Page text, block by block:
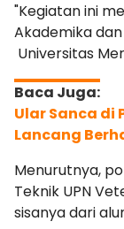
"Kegiatan ini
Akademika dan
Universitas
Ular Sanca di
Lancang
Menurutnya,
Teknik UPN
sisanya dari